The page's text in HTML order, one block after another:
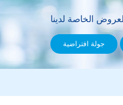
الخاصة لدينا
جولة افتراضية